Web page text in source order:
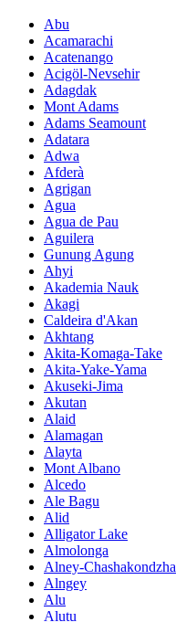
Abu
Acamarachi
Acatenango
Acigöl-Nevsehir
Adagdak
Mont Adams
Adams Seamount
Adatara
Adwa
Afderà
Agrigan
Agua
Agua de Pau
Aguilera
Gunung Agung
Ahyi
Akademia Nauk
Akagi
Caldeira d'Akan
Akhtang
Akita-Komaga-Take
Akita-Yake-Yama
Akuseki-Jima
Akutan
Alaid
Alamagan
Alayta
Mont Albano
Alcedo
Ale Bagu
Alid
Alligator Lake
Almolonga
Alney-Chashakondzha
Alngey
Alu
Alutu